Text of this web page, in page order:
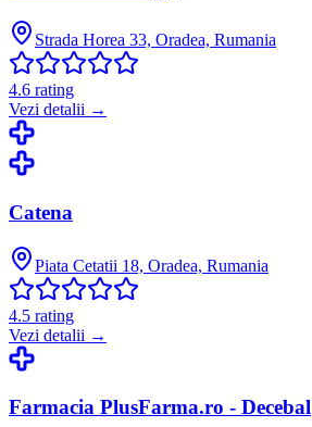
Strada Horea 33, Oradea, Rumania
4.6 rating
Vezi detalii →
Catena
Piata Cetatii 18, Oradea, Rumania
4.5 rating
Vezi detalii →
Farmacia PlusFarma.ro - Decebal